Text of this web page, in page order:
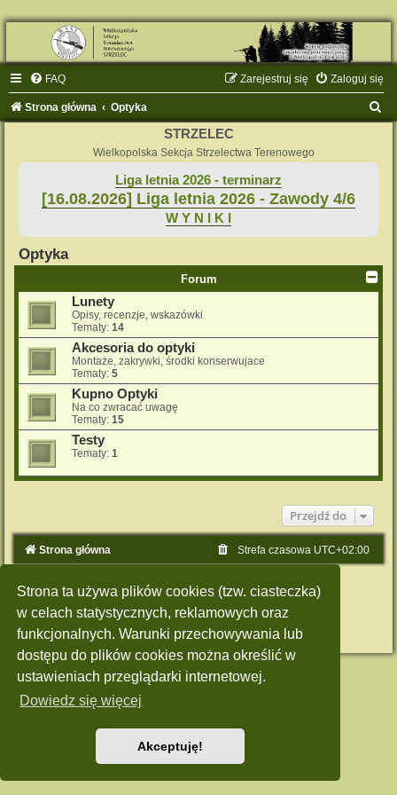
Strona ta używa plików cookies (tzw. ciasteczka)
w celach statystycznych, reklamowych oraz
funkcjonalnych. Warunki przechowywania lub
dostępu do plików cookies można określić w
ustawieniach przeglądarki internetowej.
Dowiedz się więcej
Akceptuję!
FAQ Zaloguj się
Zarejestruj się
Strona główna Optyka
STRZELEC
Wielkopolska Sekcja Strzelectwa Terenowego
Liga letnia 2026 - terminarz
[16.08.2026] Liga letnia 2026 - Zawody 4/6
W Y N I K I
Optyka
Forum
Lunety
Opisy, recenzje, wskazówki
Tematy: 14
Akcesoria do optyki
Montaże, zakrywki, środki konserwujace
Tematy: 5
Kupno Optyki
Na co zwracać uwagę
Tematy: 15
Testy
Tematy: 1
Przejdź do
Strona główna Strefa czasowa UTC+02:00
Polski pakiet językowy dostarcza phpBB.pl
Style: Green-Style by Joyce&Luna
phpBB-Style-Design
Zasady ochrony danych osobowych